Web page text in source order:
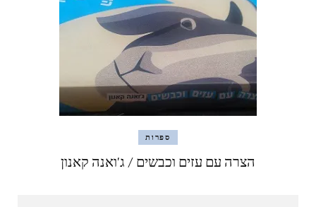
ספרות
הצרה עם עזים וכבשים / ג'ואנה קאנון